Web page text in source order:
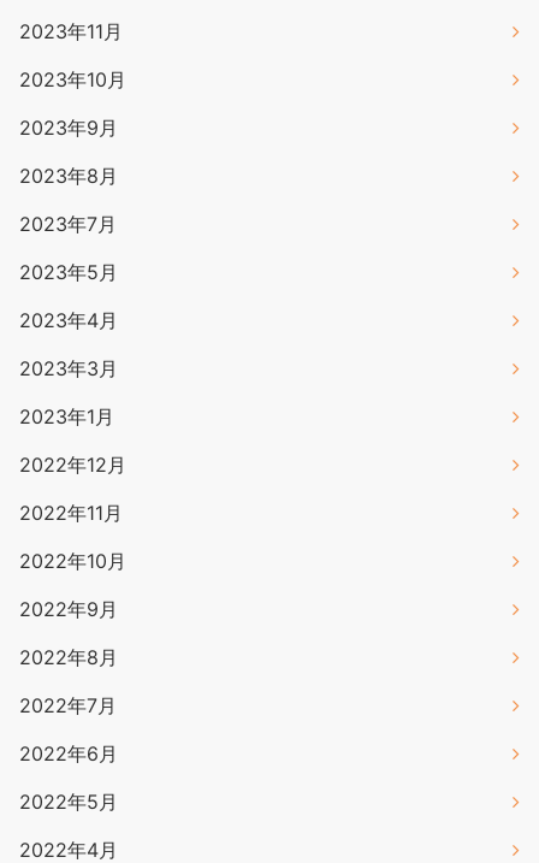
2023年11月
2023年10月
2023年9月
2023年8月
2023年7月
2023年5月
2023年4月
2023年3月
2023年1月
2022年12月
2022年11月
2022年10月
2022年9月
2022年8月
2022年7月
2022年6月
2022年5月
2022年4月